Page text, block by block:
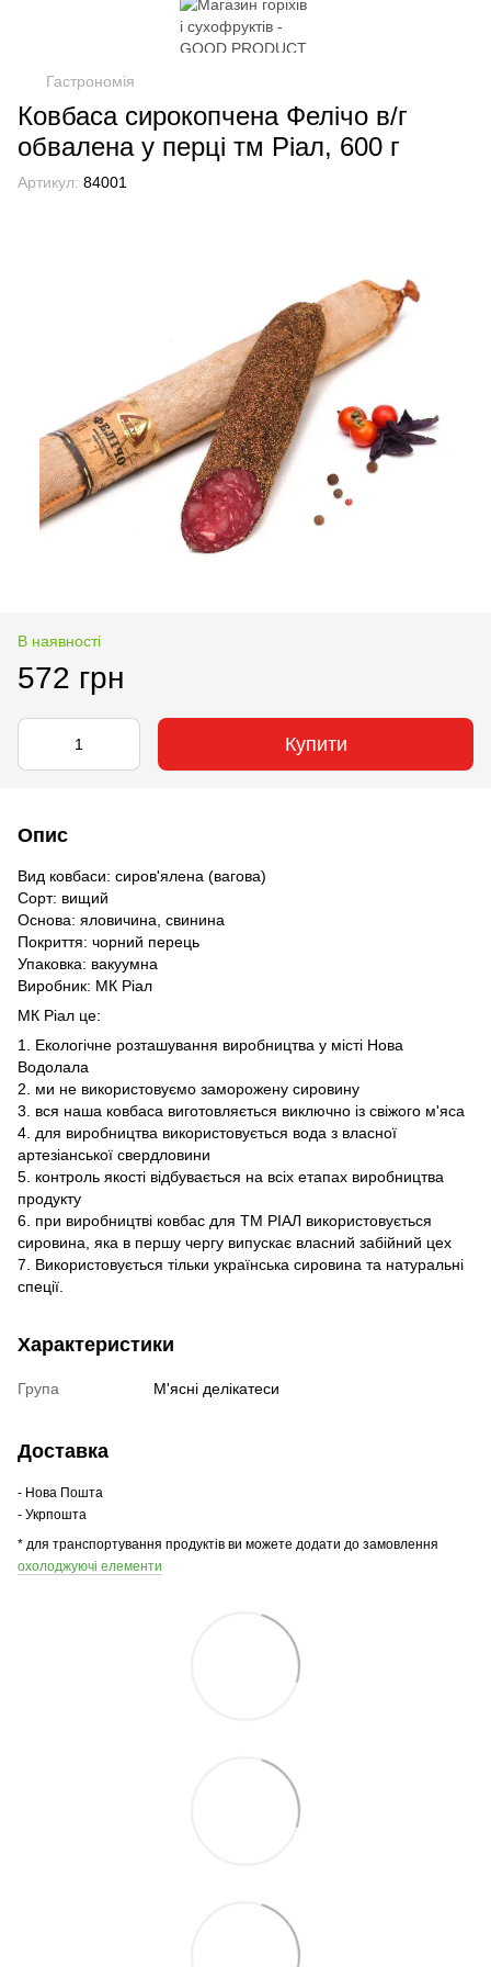
Гастрономія
Ковбаса сирокопчена Фелічо в/г
обвалена у перці тм Ріал, 600 г
Артикул: 84001
В наявності
572 грн
Купити
Опис
Вид ковбаси: сиров'ялена (вагова)
Сорт: вищий
Основа: яловичина, свинина
Покриття: чорний перець
Упаковка: вакуумна
Виробник: МК Ріал
МК Ріал це:
1. Екологічне розташування виробництва у місті Нова
Водолала
2. ми не використовуємо заморожену сировину
3. вся наша ковбаса виготовляється виключно із свіжого м'яса
4. для виробництва використовується вода з власної
артезіанської свердловини
5. контроль якості відбувається на всіх етапах виробництва
продукту
6. при виробництві ковбас для ТМ РІАЛ використовується
сировина, яка в першу чергу випускає власний забійний цех
7. Використовується тільки українська сировина та натуральні
спеції.
Характеристики
Група М'ясні делікатеси
Доставка
- Нова Пошта
- Укрпошта
* для транспортування продуктів ви можете додати до замовлення
охолоджуючі елементи